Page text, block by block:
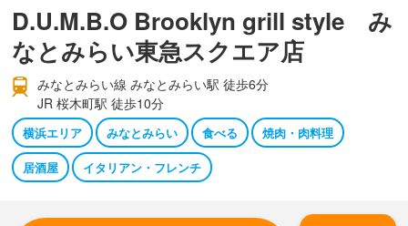
D.U.M.B.O Brooklyn grill style み
なとみらい東急スクエア店
みなとみらい線 みなとみらい駅 徒歩6分
JR 桜木町駅 徒歩10分
横浜エリア みなとみらい 食べる
焼肉・肉料理
居酒屋
イタリアン・フレンチ